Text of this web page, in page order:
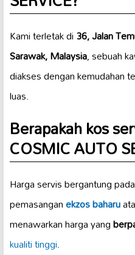
Kami terletak di36, Jalan
Sarawak, Malaysia, sebuah
diakses dengan kemudahan
luas.
Berapakah kos
COSMIC AUTO
Harga servis bergantung
pemasanganekzos baharu
menawarkan harga yang
kualiti tinggi.